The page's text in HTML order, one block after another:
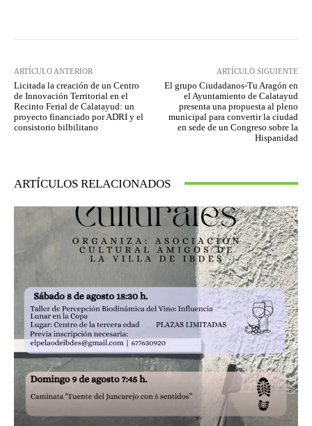
ARTÍCULO ANTERIOR
Licitada la creación de un Centro
de Innovación Territorial en el
Recinto Ferial de Calatayud: un
proyecto financiado por ADRI y el
consistorio bilbilitano
ARTÍCULO SIGUIENTE
El grupo Ciudadanos-Tu Aragón en
el Ayuntamiento de Calatayud
presenta una propuesta al pleno
municipal para convertir la ciudad
en sede de un Congreso sobre la
Hispanidad
ARTÍCULOS RELACIONADOS